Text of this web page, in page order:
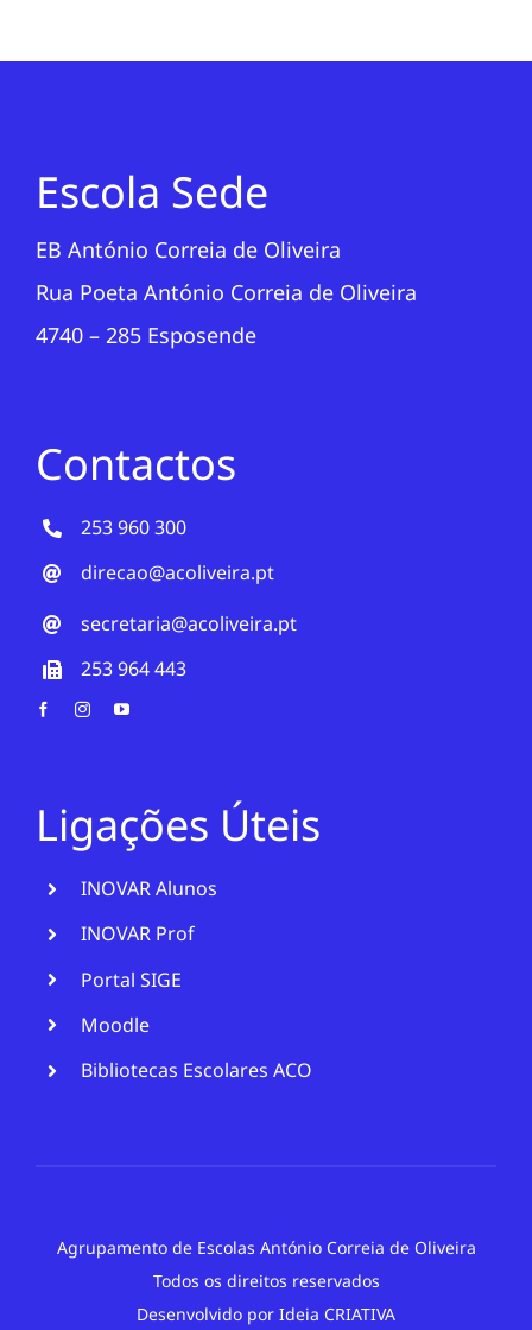
Escola Sede
EB António Correia de Oliveira
Rua Poeta António Correia de Oliveira
4740 – 285 Esposende
Contactos
253 960 300
direcao@acoliveira.pt
secretaria@acoliveira.pt
253 964 443
Ligações Úteis
INOVAR Alunos
INOVAR Prof
Portal SIGE
Moodle
Bibliotecas Escolares ACO
Agrupamento de Escolas António Correia de Oliveira
Todos os direitos reservados
Desenvolvido por Ideia CRIATIVA